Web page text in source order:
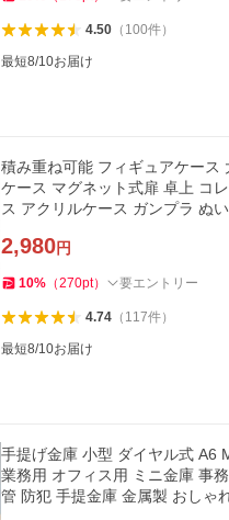
4.50（ 100件）
最短8/10お届け
積み重ね可能 フィギュアケース
ケース マグネット式扉 卓上 コ
ス アクリルケース ガンプラ ぬい
2,980円
10% （270pt） 要エントリー
4.74（ 117件）
最短8/10お届け
手提げ金庫 小型 ダイヤル式 A6
業務用 オフィス用 ミニ金庫 事
管 防犯 手提金庫 金属製 おしゃ